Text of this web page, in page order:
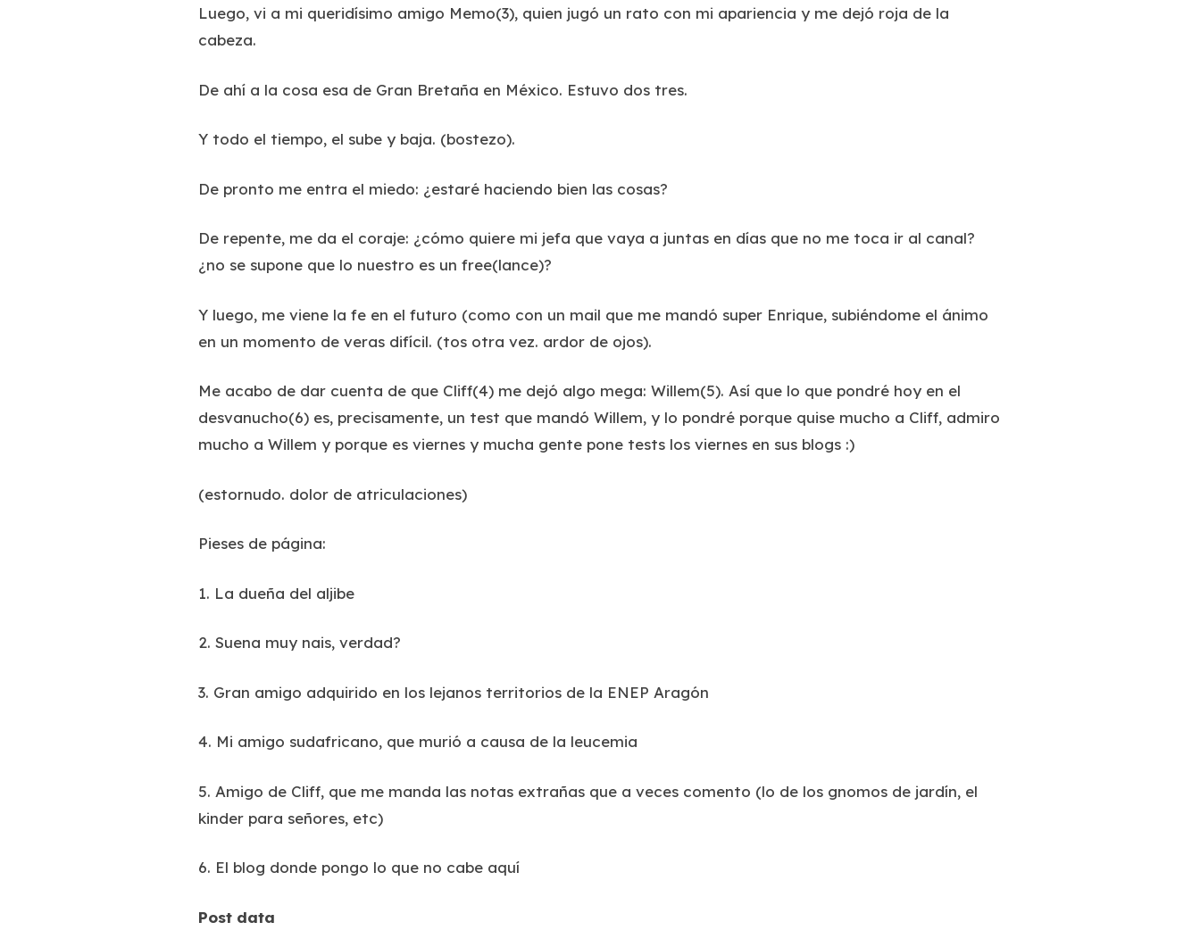
Luego, vi a mi queridísimo amigo Memo(3), quien jugó un rato con mi apariencia y me dejó roja de la
cabeza.
De ahí a la cosa esa de Gran Bretaña en México. Estuvo dos tres.
Y todo el tiempo, el sube y baja. (bostezo).
De pronto me entra el miedo: ¿estaré haciendo bien las cosas?
De repente, me da el coraje: ¿cómo quiere mi jefa que vaya a juntas en días que no me toca ir al canal?
¿no se supone que lo nuestro es un free(lance)?
Y luego, me viene la fe en el futuro (como con un mail que me mandó super Enrique, subiéndome el ánimo
en un momento de veras difícil. (tos otra vez. ardor de ojos).
Me acabo de dar cuenta de que Cliff(4) me dejó algo mega: Willem(5). Así que lo que pondré hoy en el
desvanucho(6) es, precisamente, un test que mandó Willem, y lo pondré porque quise mucho a Cliff, admiro
mucho a Willem y porque es viernes y mucha gente pone tests los viernes en sus blogs :)
(estornudo. dolor de atriculaciones)
Pieses de página:
1. La dueña del aljibe
2. Suena muy nais, verdad?
3. Gran amigo adquirido en los lejanos territorios de la ENEP Aragón
4. Mi amigo sudafricano, que murió a causa de la leucemia
5. Amigo de Cliff, que me manda las notas extrañas que a veces comento (lo de los gnomos de jardín, el
kinder para señores, etc)
6. El blog donde pongo lo que no cabe aquí
Post data